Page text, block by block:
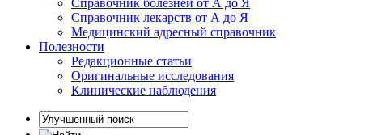
Справочник болезней от А до Я
Справочник лекарств от А до Я
Медицинский адресный справочник
Полезности
Редакционные статьи
Оригинальные исследования
Клинические наблюдения